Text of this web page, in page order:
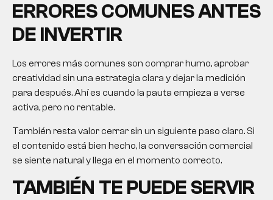
ERRORES COMUNES ANTES
DE INVERTIR
Los errores más comunes son comprar humo, aprobar
creatividad sin una estrategia clara y dejar la medición
para después. Ahí es cuando la pauta empieza a verse
activa, pero no rentable.
También resta valor cerrar sin un siguiente paso claro. Si
el contenido está bien hecho, la conversación comercial
se siente natural y llega en el momento correcto.
TAMBIÉN TE PUEDE SERVIR